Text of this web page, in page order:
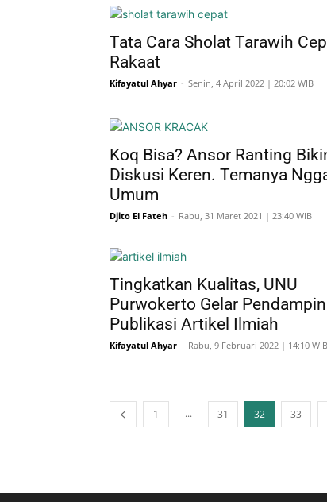
Tata Cara Sholat Tarawih
Rakaat
Kifayatul Ahyar - Senin, 4 April 2022 | 20:02 WIB
Koq Bisa? Ansor Ranting
Diskusi Keren. Temanya
Umum
Djito El Fateh - Rabu, 31 Maret 2021 | 23:40 WIB
Tingkatkan Kualitas, UNU
Purwokerto Gelar
Publikasi Artikel Ilmiah
Kifayatul Ahyar - Rabu, 9 Februari 2022 | 14:10 WIB
1 ... 31 32 33